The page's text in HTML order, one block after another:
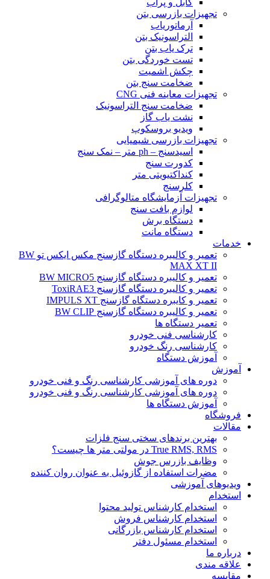
تجهیزات بازرسی بتن
آرماتوریاب
التراسونیک بتن
ترک یاب بتن
تست خوردگی بتن
چکش اشمیت
ضخامت سنج بتن
تجهیزات معاینه فنی CNG
ضخامت سنج التراسونیک
نشت یاب گاز
ویدیو بروسکوپ
تجهیزات بازرسی شیمیایی
اسیدسنج – ph متر – نمک سنج
کدورت سنج
کنداکتیویتی متر
کلرسنج
تجهیزات آزمایشگاه متالوگرافی
لوازم بافت سنج
دستگاه برش
دستگاه مانت
خدمات
تعمیر و کالیبره دستگاه گازسنج مکس ایکس تو BW
MAX XT II
تعمیر و کالیبره دستگاه گازسنج BW MICRO5
تعمیر و کالیبره دستگاه گازسنج ToxiRAE3
تعمیر و کایبره دستگاه گازسنج IMPULS XT
تعمیر و کالیبره دستگاه گازسنج BW CLIP
تعمیر دستگاه ها
کارشناسی فنی خودرو
کارشناسی رنگ خودرو
آموزش دستگاه
آموزش
دوره های آموزشی کارشناسی رنگ و فنی خودرو
دوره های آموزشی کارشناسی رنگ و فنی خودرو
آموزش دستگاه ها
فروشگاه
مقالات
بهترین برندهای سختی سنج فلزات
True RMS, RMS در مولتی متر ها چیست؟
وظایف بازرس جوش
مضرات استفاده از گازوئیل به عنوان روان کننده
ویدیوهای آموزشی
استخدام
استخدام کارشناس تولید محتوا
استخدام کارشناس فروش
استخدام کارشناس بازرگانی
استخدام مسئول دفتر
درباره ما
علاقه مندی
مقایسه